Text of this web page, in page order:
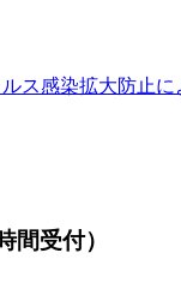
ルス感染拡大防止
間受付）